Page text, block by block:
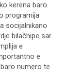
kerena baro
programija
socijalnikano
bilačhipe sar
e
e
numero te